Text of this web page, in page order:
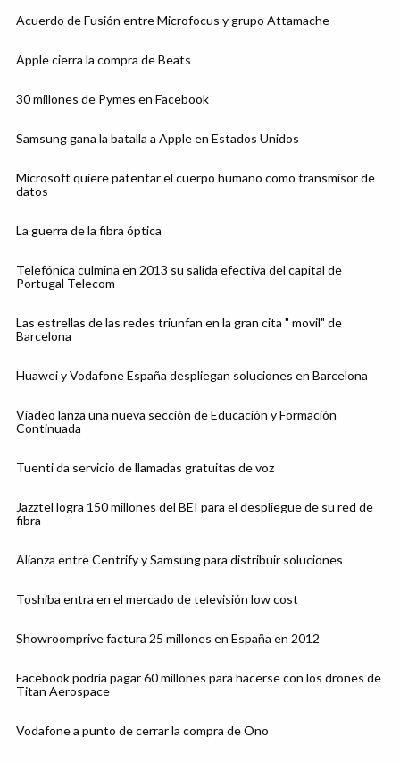
Acuerdo de Fusión entre Microfocus y grupo Attamache
Apple cierra la compra de Beats
30 millones de Pymes en Facebook
Samsung gana la batalla a Apple en Estados Unidos
Microsoft quiere patentar el cuerpo humano como transmisor de
datos
La guerra de la fibra óptica
Telefónica culmina en 2013 su salida efectiva del capital de
Portugal Telecom
Las estrellas de las redes triunfan en la gran cita " movil" de
Barcelona
Huawei y Vodafone España despliegan soluciones en Barcelona
Viadeo lanza una nueva sección de Educación y Formación
Continuada
Tuenti da servicio de llamadas gratuitas de voz
Jazztel logra 150 millones del BEI para el despliegue de su red de
fibra
Alianza entre Centrify y Samsung para distribuir soluciones
Toshiba entra en el mercado de televisión low cost
Showroomprive factura 25 millones en España en 2012
Facebook podría pagar 60 millones para hacerse con los drones de
Titan Aerospace
Vodafone a punto de cerrar la compra de Ono